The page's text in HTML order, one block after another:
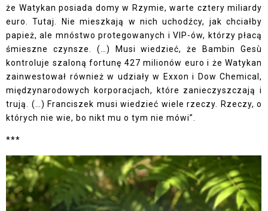
że Watykan posiada domy w Rzymie, warte cztery miliardy
euro. Tutaj. Nie mieszkają w nich uchodźcy, jak chciałby
papież, ale mnóstwo protegowanych i VIP-ów, którzy płacą
śmieszne czynsze. (…) Musi wiedzieć, że Bambin Gesù
kontroluje szaloną fortunę 427 milionów euro i że Watykan
zainwestował również w udziały w Exxon i Dow Chemical,
międzynarodowych korporacjach, które zanieczyszczają i
trują. (…) Franciszek musi wiedzieć wiele rzeczy. Rzeczy, o
których nie wie, bo nikt mu o tym nie mówi”.
***